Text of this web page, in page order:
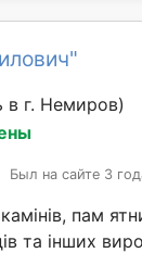
в г. Немиров)
Был на сайте 3
пам
та інших